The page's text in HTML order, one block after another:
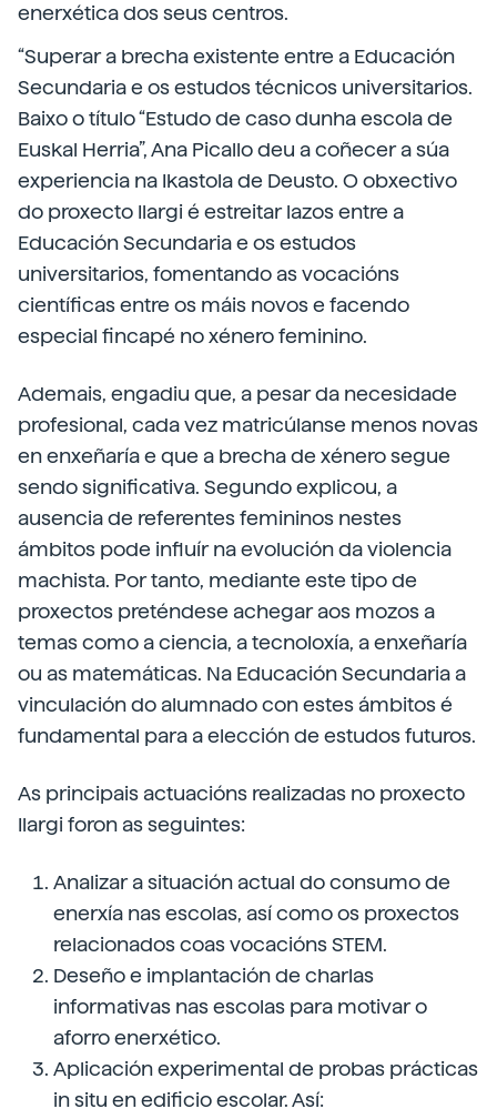
enerxética dos seus centros.
“Superar a brecha existente entre a Educación
Secundaria e os estudos técnicos universitarios.
Baixo o título “Estudo de caso dunha escola de
Euskal Herria”, Ana Picallo deu a coñecer a súa
experiencia na Ikastola de Deusto. O obxectivo
do proxecto Ilargi é estreitar lazos entre a
Educación Secundaria e os estudos
universitarios, fomentando as vocacións
científicas entre os máis novos e facendo
especial fincapé no xénero feminino.
Ademais, engadiu que, a pesar da necesidade
profesional, cada vez matricúlanse menos novas
en enxeñaría e que a brecha de xénero segue
sendo significativa. Segundo explicou, a
ausencia de referentes femininos nestes
ámbitos pode influír na evolución da violencia
machista. Por tanto, mediante este tipo de
proxectos preténdese achegar aos mozos a
temas como a ciencia, a tecnoloxía, a enxeñaría
ou as matemáticas. Na Educación Secundaria a
vinculación do alumnado con estes ámbitos é
fundamental para a elección de estudos futuros.
As principais actuacións realizadas no proxecto
Ilargi foron as seguintes:
Analizar a situación actual do consumo de
enerxía nas escolas, así como os proxectos
relacionados coas vocacións STEM.
Deseño e implantación de charlas
informativas nas escolas para motivar o
aforro enerxético.
Aplicación experimental de probas prácticas
in situ en edificio escolar. Así: